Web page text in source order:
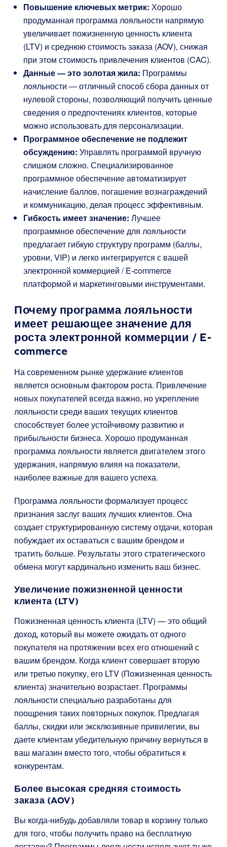
Повышение ключевых метрик: Хорошо
продуманная программа лояльности напрямую
увеличивает пожизненную ценность клиента
(LTV) и среднюю стоимость заказа (AOV), снижая
при этом стоимость привлечения клиентов (CAC).
Данные — это золотая жила: Программы
лояльности — отличный способ сбора данных от
нулевой стороны, позволяющий получить ценные
сведения о предпочтениях клиентов, которые
можно использовать для персонализации.
Программное обеспечение не подлежит
обсуждению: Управлять программой вручную
слишком сложно. Специализированное
программное обеспечение автоматизирует
начисление баллов, погашение вознаграждений
и коммуникацию, делая процесс эффективным.
Гибкость имеет значение: Лучшее
программное обеспечение для лояльности
предлагает гибкую структуру программ (баллы,
уровни, VIP) и легко интегрируется с вашей
электронной коммерцией / E-commerce
платформой и маркетинговыми инструментами.
Почему программа лояльности
имеет решающее значение для
роста электронной коммерции / E-
commerce
На современном рынке удержание клиентов
является основным фактором роста. Привлечение
новых покупателей всегда важно, но укрепление
лояльности среди ваших текущих клиентов
способствует более устойчивому развитию и
прибыльности бизнеса. Хорошо продуманная
программа лояльности является двигателем этого
удержания, напрямую влияя на показатели,
наиболее важные для вашего успеха.
Программа лояльности формализует процесс
признания заслуг ваших лучших клиентов. Она
создает структурированную систему отдачи, которая
побуждает их оставаться с вашим брендом и
тратить больше. Результаты этого стратегического
обмена могут кардинально изменить ваш бизнес.
Увеличение пожизненной ценности
клиента (LTV)
Пожизненная ценность клиента (LTV) — это общий
доход, который вы можете ожидать от одного
покупателя на протяжении всех его отношений с
вашим брендом. Когда клиент совершает вторую
или третью покупку, его LTV (Пожизненная ценность
клиента) значительно возрастает. Программы
лояльности специально разработаны для
поощрения таких повторных покупок. Предлагая
баллы, скидки или эксклюзивные привилегии, вы
даете клиентам убедительную причину вернуться в
ваш магазин вместо того, чтобы обратиться к
конкурентам.
Более высокая средняя стоимость
заказа (AOV)
Вы когда-нибудь добавляли товар в корзину только
для того, чтобы получить право на бесплатную